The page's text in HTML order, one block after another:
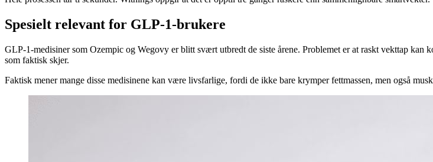
Spesielt relevant for GLP-1-brukere
GLP-1-medisiner som Ozempic og Wegovy er blitt svært utbredt de siste årene. Problemet er at raskt vekttap kan
som faktisk skjer.
Faktisk mener mange disse medisinene kan være livsfarlige, fordi de ikke bare krymper fettmassen, men også